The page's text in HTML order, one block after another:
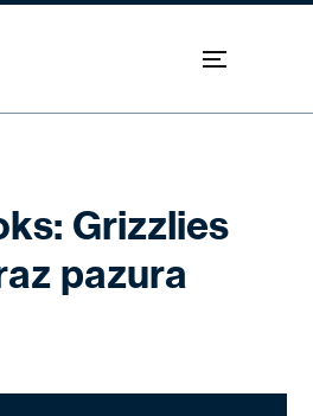
Grizzlies
pazura